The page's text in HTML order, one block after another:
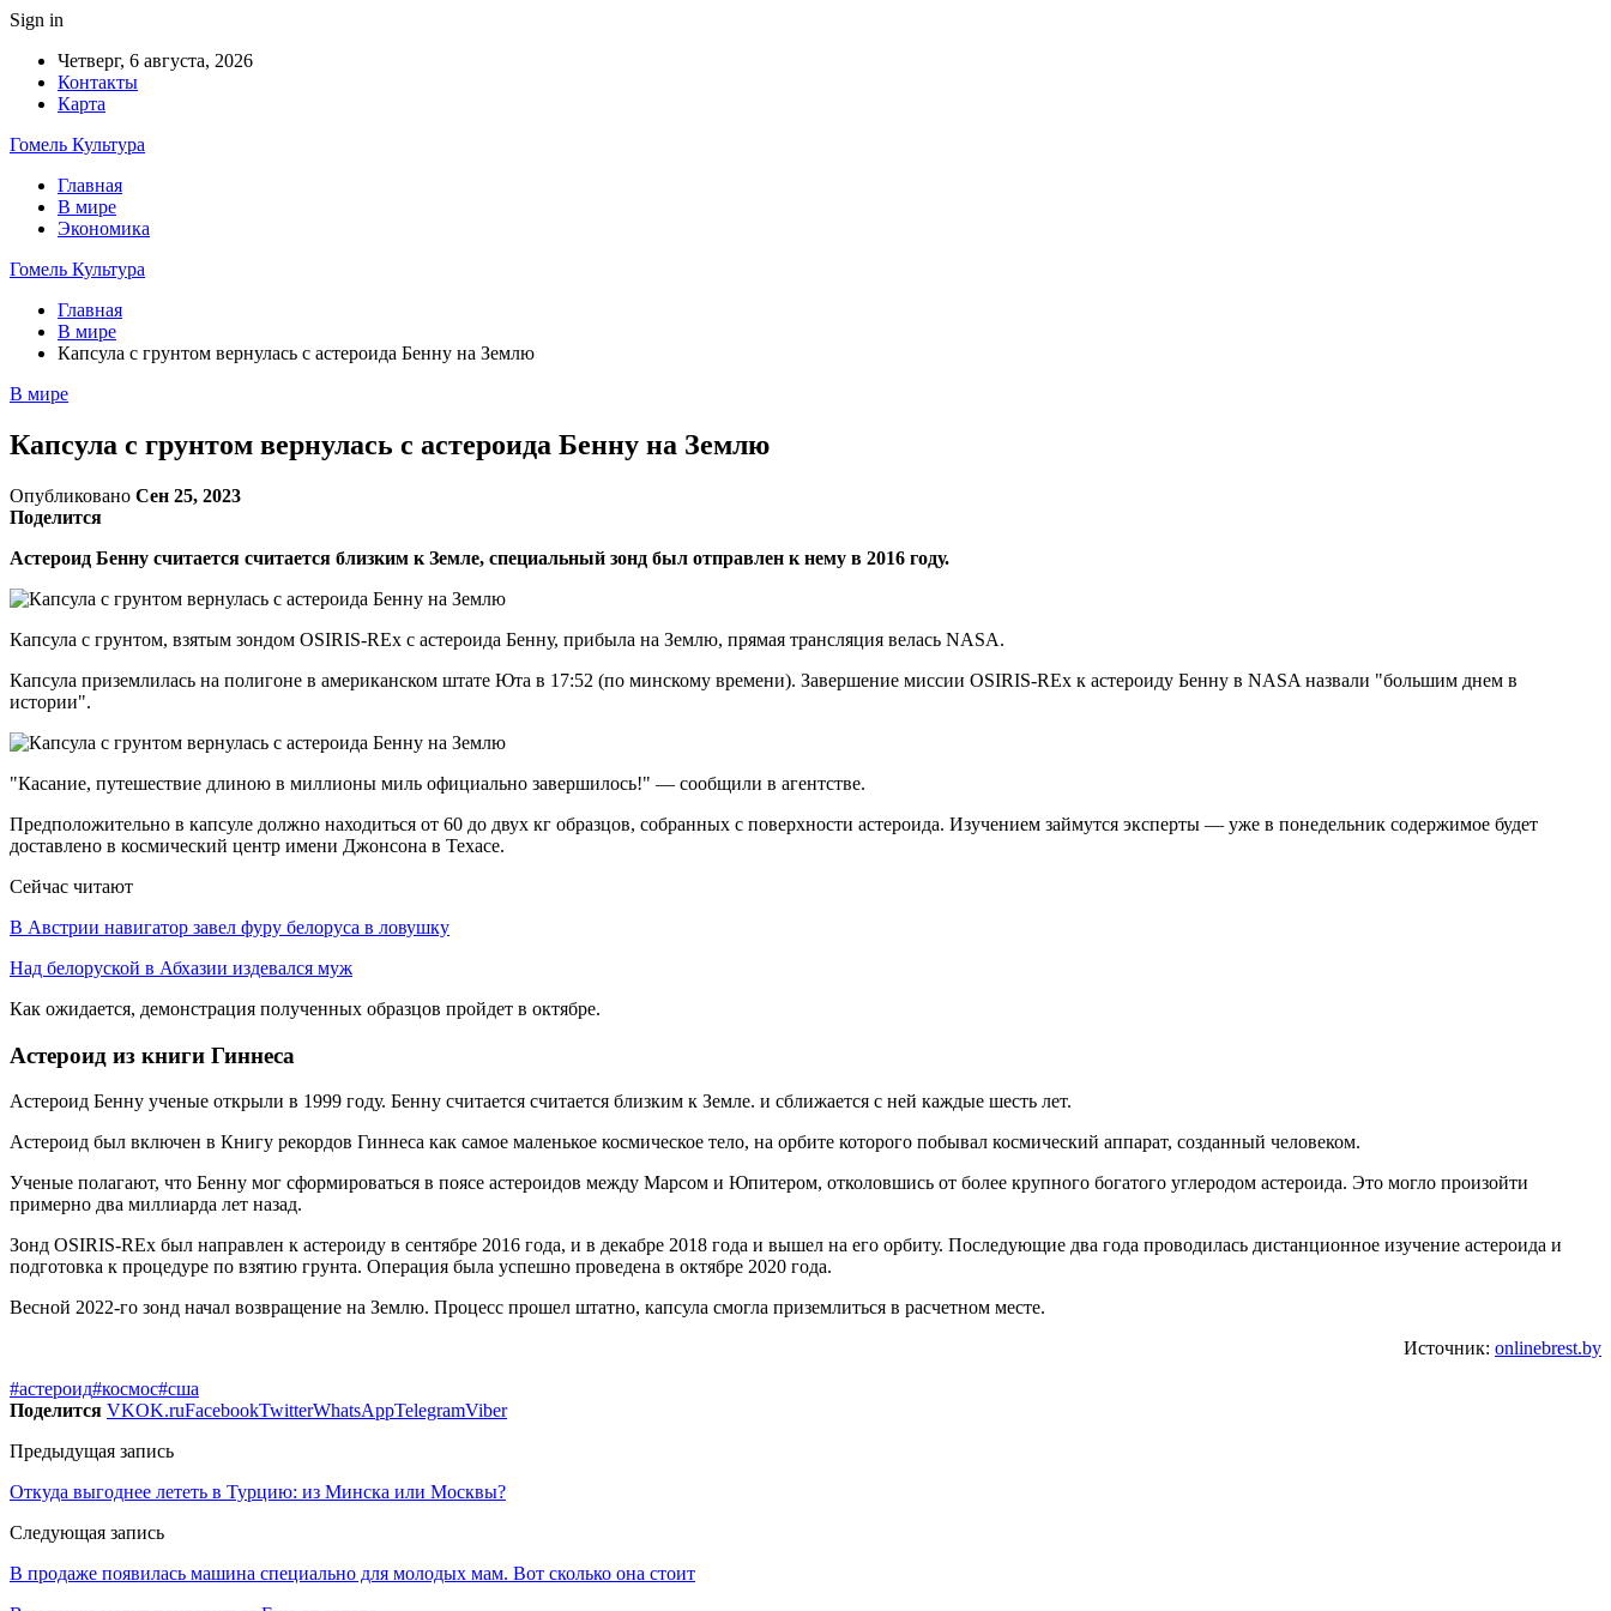
Sign in
Четверг, 6 августа, 2026
Контакты
Карта
Гомель Культура
Главная
В мире
Экономика
Гомель Культура
Главная
В мире
Капсула с грунтом вернулась с астероида Бенну на Землю
В мире
Капсула с грунтом вернулась с астероида Бенну на Землю
Опубликовано Сен 25, 2023
Поделится
Астероид ​​Бенну считается считается близким к Земле, специальный зонд был отправлен к нему в 2016 году.
Капсула с грунтом, взятым зондом OSIRIS-REx с астероида Бенну, прибыла на Землю, прямая трансляция велась NASA.
Капсула приземлилась на полигоне в американском штате Юта в 17:52 (по минскому времени). Завершение миссии ОSIRIS-REx к астероиду Бенну в NASA назвали "большим днем в
истории".
"Касание, путешествие длиною в миллионы миль официально завершилось!" — сообщили в агентстве.
Предположительно в капсуле должно находиться от 60 до двух кг образцов, собранных с поверхности астероида. Изучением займутся эксперты — уже в понедельник содержимое будет
доставлено в космический центр имени Джонсона в Техасе.
Сейчас читают
В Австрии навигатор завел фуру белоруса в ловушку
Над белоруской в Абхазии издевался муж
Как ожидается, демонстрация полученных образцов пройдет в октябре.
Астероид из книги Гиннеса
Астероид ​​Бенну ученые открыли в 1999 году. Бенну считается считается близким к Земле. и сближается с ней каждые шесть лет.
Астероид был включен в Книгу рекордов Гиннеса как самое маленькое космическое тело, на орбите которого побывал космический аппарат, созданный человеком.
Ученые полагают, что Бенну мог сформироваться в поясе астероидов между Марсом и Юпитером, отколовшись от более крупного богатого углеродом астероида. Это могло произойти
примерно два миллиарда лет назад.
Зонд OSIRIS-REx был направлен к астероиду в сентябре 2016 года, и в декабре 2018 года и вышел на его орбиту. Последующие два года проводилась дистанционное изучение астероида и
подготовка к процедуре по взятию грунта. Операция была успешно проведена в октябре 2020 года.
Весной 2022-го зонд начал возвращение на Землю. Процесс прошел штатно, капсула смогла приземлиться в расчетном месте.
Источник: onlinebrest.by
#астероид#космос#сша
Поделится VKOK.ruFacebookTwitterWhatsAppTelegramViber
Предыдущая запись
Откуда выгоднее лететь в Турцию: из Минска или Москвы?
Следующая запись
В продаже появилась машина специально для молодых мам. Вот сколько она стоит